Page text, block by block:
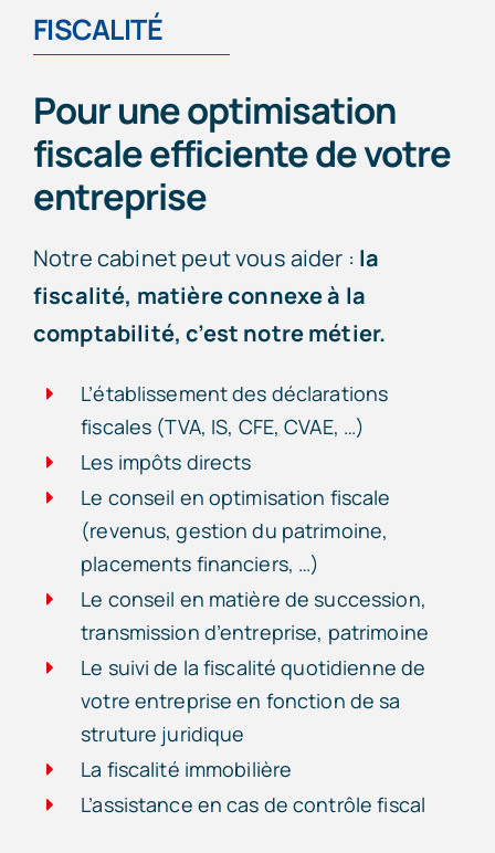
FISCALITÉ
Pour une optimisation
fiscale efficiente de votre
entreprise
Notre cabinet peut vous aider : la
fiscalité, matière connexe à la
comptabilité, c’est notre métier.
L’établissement des déclarations
fiscales (TVA, IS, CFE, CVAE, …)
Les impôts directs
Le conseil en optimisation fiscale
(revenus, gestion du patrimoine,
placements financiers, …)
Le conseil en matière de succession,
transmission d’entreprise, patrimoine
Le suivi de la fiscalité quotidienne de
votre entreprise en fonction de sa
struture juridique
La fiscalité immobilière
L’assistance en cas de contrôle fiscal